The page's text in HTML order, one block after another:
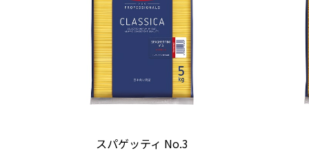
スパゲッティ No.3